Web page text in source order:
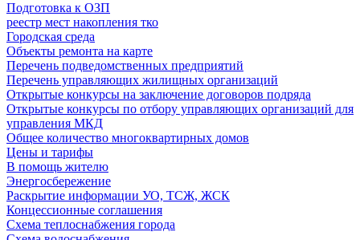
Подготовка к ОЗП
реестр мест накопления тко
Городская среда
Объекты ремонта на карте
Перечень подведомственных предприятий
Перечень управляющих жилищных организаций
Открытые конкурсы на заключение договоров подряда
Открытые конкурсы по отбору управляющих организаций для
управления МКД
Общее количество многоквартирных домов
Цены и тарифы
В помощь жителю
Энергосбережение
Раскрытие информации УО, ТСЖ, ЖСК
Концессионные соглашения
Схема теплоснабжения города